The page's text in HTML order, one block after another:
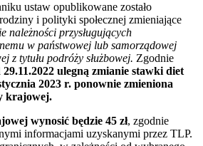
ustaw opublikowane zostało
i polityki społecznej zmieniające
należności przysługujących
w państwowej lub samorządowej
z tytułu podróży służbowej. Zgodnie
29.11.2022 ulegną zmianie stawki diet
2023 r. ponownie zmieniona
krajowej.
wynosić będzie 45 zł, zgodnie
informacjami uzyskanymi przez TLP.